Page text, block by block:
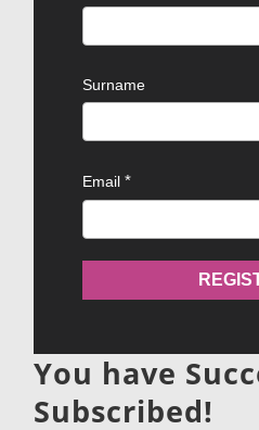
Surname
Email
You have
Subscribed!